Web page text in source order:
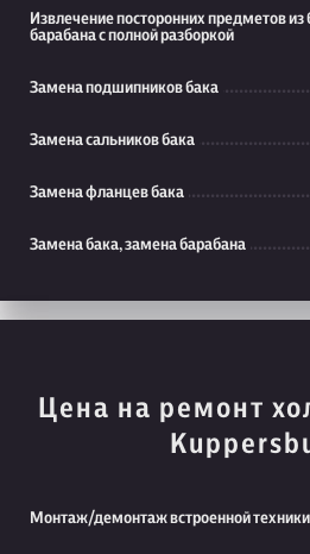
Извлечение посторонних предметов из
барабана с полной разборкой
Замена подшипников бака
Замена сальников бака
Замена фланцев бака
Замена бака, замена барабана
Цена на ремонт
Монтаж/демонтаж встроенной техники